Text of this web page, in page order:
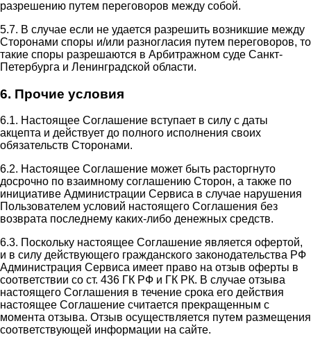
разрешению путем переговоров между собой.
5.7. В случае если не удается разрешить возникшие между
Сторонами споры и/или разногласия путем переговоров, то
такие споры разрешаются в Арбитражном суде Санкт-
Петербурга и Ленинградской области.
6. Прочие условия
6.1. Настоящее Соглашение вступает в силу с даты
акцепта и действует до полного исполнения своих
обязательств Сторонами.
6.2. Настоящее Соглашение может быть расторгнуто
досрочно по взаимному соглашению Сторон, а также по
инициативе Администрации Сервиса в случае нарушения
Пользователем условий настоящего Соглашения без
возврата последнему каких-либо денежных средств.
6.3. Поскольку настоящее Соглашение является офертой,
и в силу действующего гражданского законодательства РФ
Администрация Сервиса имеет право на отзыв оферты в
соответствии со ст. 436 ГК РФ и ГК РК. В случае отзыва
настоящего Соглашения в течение срока его действия
настоящее Соглашение считается прекращенным с
момента отзыва. Отзыв осуществляется путем размещения
соответствующей информации на сайте.